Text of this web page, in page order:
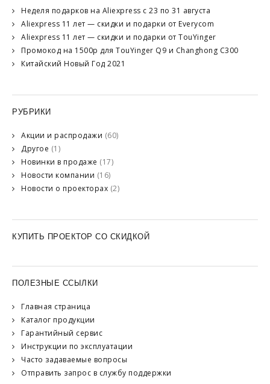
Неделя подарков на Aliexpress с 23 по 31 августа
Aliexpress 11 лет — скидки и подарки от Everycom
Aliexpress 11 лет — скидки и подарки от TouYinger
Промокод на 1500р для TouYinger Q9 и Changhong C300
Китайский Новый Год 2021
РУБРИКИ
Акции и распродажи (60)
Другое (1)
Новинки в продаже (17)
Новости компании (16)
Новости о проекторах (2)
КУПИТЬ ПРОЕКТОР СО СКИДКОЙ
ПОЛЕЗНЫЕ ССЫЛКИ
Главная страница
Каталог продукции
Гарантийный сервис
Инструкции по эксплуатации
Часто задаваемые вопросы
Отправить запрос в службу поддержки